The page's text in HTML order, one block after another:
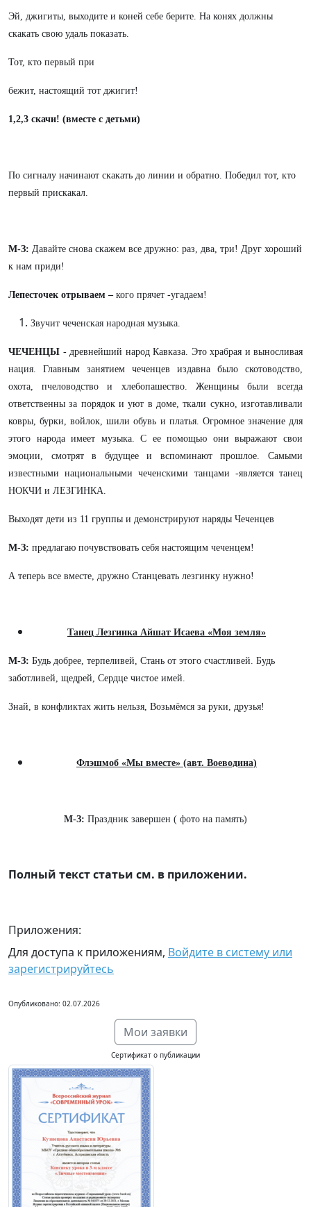
Эй, джигиты, выходите и коней себе берите. На конях должны
скакать свою удаль показать.
Тот, кто первый при
бежит, настоящий тот джигит!
1,2,3 скачи! (вместе с детьми)
По сигналу начинают скакать до линии и обратно. Победил тот, кто
первый прискакал.
М-З:Давайте снова скажем все дружно: раз, два, три! Друг хороший
к нам приди!
Лепесточек отрываем – кого прячет -угадаем!
Звучит чеченская народная музыка.
ЧЕЧЕНЦЫ - древнейший народ Кавказа. Это храбрая и выносливая
нация. Главным занятием чеченцев издавна было скотоводство,
охота, пчеловодство и хлебопашество. Женщины были всегда
ответственны за порядок и уют в доме, ткали сукно, изготавливали
ковры, бурки, войлок, шили обувь и платья. Огромное значение для
этого народа имеет музыка. С ее помощью они выражают свои
эмоции, смотрят в будущее и вспоминают прошлое. Самыми
известными национальными чеченскими танцами -является танец
НОКЧИ и ЛЕЗГИНКА.
Выходят дети из 11 группы и демонстрируют наряды Чеченцев
М-З:предлагаю почувствовать себя настоящим чеченцем!
А теперь все вместе, дружно Станцевать лезгинку нужно!
Танец Лезгинка Айшат Исаева «Моя земля»
М-З:Будь добрее, терпеливей, Стань от этого счастливей. Будь
заботливей, щедрей, Сердце чистое имей.
Знай, в конфликтах жить нельзя, Возьмёмся за руки, друзья!
Флэшмоб «Мы вместе» (авт. Воеводина)
М-З: Праздник завершен ( фото на память)
Полный текст статьи см. в приложении.
Приложения:
Для доступа к приложениям, Войдите в систему или
зарегистрируйтесь
Опубликовано: 02.07.2026
Мои заявки
Сертификат о публикации